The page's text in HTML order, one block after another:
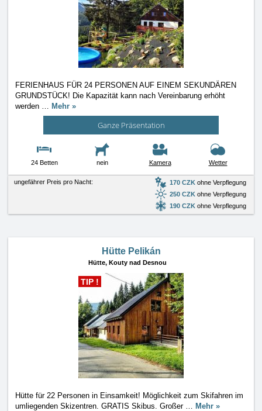
FERIENHAUS FÜR 24 PERSONEN AUF EINEM SEKUNDÄREN
GRUNDSTÜCK! Die Kapazität kann nach Vereinbarung erhöht
werden … Mehr »
Ganze Präsentation
24 Betten nein Kamera Wetter
ungefährer Preis pro Nacht: 170 CZK ohne Verpflegung
250 CZK ohne Verpflegung
190 CZK ohne Verpflegung
Hütte Pelikán
Hütte, Kouty nad Desnou
TIP !
Hütte für 22 Personen in Einsamkeit! Möglichkeit zum Skifahren im
umliegenden Skizentren. GRATIS Skibus. Großer … Mehr »